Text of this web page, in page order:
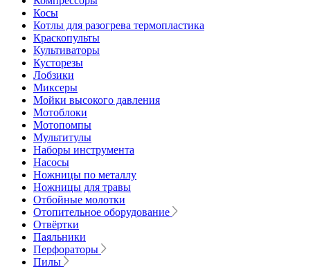
Косы
Котлы для разогрева термопластика
Краскопульты
Культиваторы
Кусторезы
Лобзики
Миксеры
Мойки высокого давления
Мотоблоки
Мотопомпы
Мультитулы
Наборы инструмента
Насосы
Ножницы по металлу
Ножницы для травы
Отбойные молотки
Отопительное оборудование
Отвёртки
Паяльники
Перфораторы
Пилы